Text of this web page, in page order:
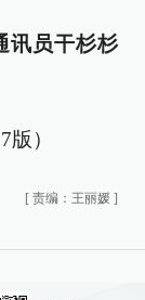
讯员干杉杉
）
[ 责编：王丽媛 ]